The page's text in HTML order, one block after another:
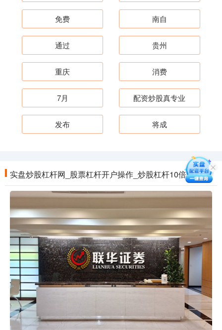
免费 南自
通过 贵州
重庆 消费
7月 配资炒股真专业
发布 将成
实盘炒股杠杆网_股票杠杆开户操作_炒股杠杆10倍网